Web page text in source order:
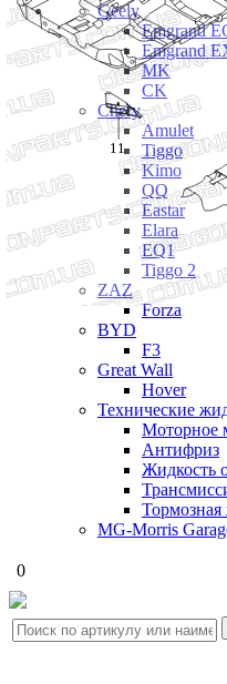
Geely
Emgrand
Emgrand
MK
CK
Chery
Amulet
Tiggo
Kimo
QQ
Eastar
Elara
EQ1
Tiggo 2
ZAZ
Forza
BYD
F3
Great Wall
Hover
Технические
Моторное
Антифриз
Жидкость
Тормозная
MG-Morris
0
11